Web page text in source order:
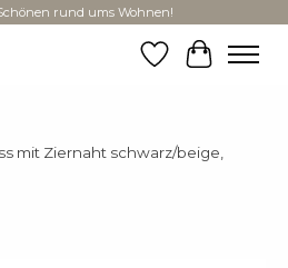
rund ums Wohnen!
Wunschzettel
Ihr
mit Ziernaht schwarz/beige,